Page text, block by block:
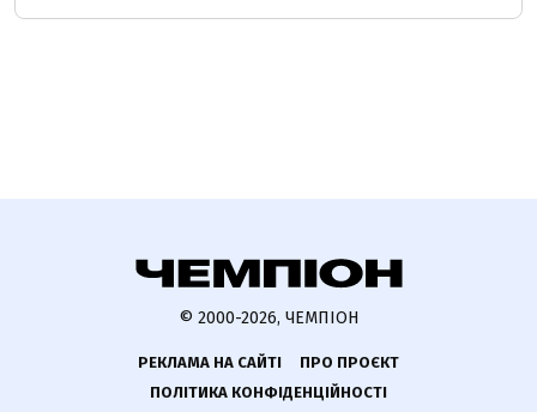
© 2000-2026, ЧЕМПІОН
РЕКЛАМА НА САЙТІ
ПРО ПРОЄКТ
ПОЛІТИКА КОНФІДЕНЦІЙНОСТІ